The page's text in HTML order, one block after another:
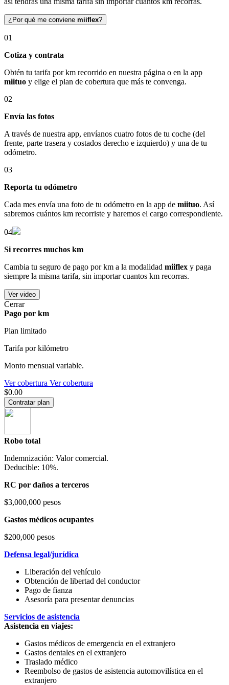
¿Por qué me conviene miiflex?
01
Cotiza y contrata
Obtén tu tarifa por km recorrido en nuestra página o en la app
miituo y elige el plan de cobertura que más te convenga.
02
Envía las fotos
A través de nuestra app, envíanos cuatro fotos de tu coche (del
frente, parte trasera y costados derecho e izquierdo) y una de tu
odómetro.
03
Reporta tu odómetro
Cada mes envía una foto de tu odómetro en la app de miituo. Así
sabremos cuántos km recorriste y haremos el cargo correspondiente.
04
Si recorres muchos km
Cambia tu seguro de pago por km a la modalidad miiflex y paga
siempre la misma tarifa, sin importar cuantos km recorras.
Ver video
Cerrar
Pago por km
Plan limitado
Tarifa por kilómetro
Monto mensual variable.
Ver cobertura Ver cobertura
$0.00
Contratar plan
Robo total
Indemnización: Valor comercial.
Deducible: 10%.
RC por daños a terceros
$3,000,000 pesos
Gastos médicos ocupantes
$200,000 pesos
Defensa legal/jurídica
Liberación del vehículo
Obtención de libertad del conductor
Pago de fianza
Asesoría para presentar denuncias
Servicios de asistencia
Asistencia en viajes:
Gastos médicos de emergencia en el extranjero
Gastos dentales en el extranjero
Traslado médico
Reembolso de gastos de asistencia automovilística en el
extranjero